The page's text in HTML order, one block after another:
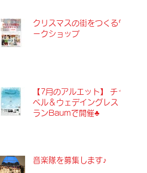
クリスマスの街をつくるワ
ークショップ
【7月のアルエット】 チャ
ペル＆ウェデイングレスト
ランBaumで開催♣︎
音楽隊を募集します♪